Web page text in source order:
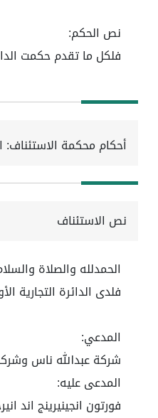
نص الحكم:
فلكل ما تقدم حكمت الدائرة بإلزام
أحكام محكمة الاستئناف:
نص الاستئناف
الحمدلله والصلاة
فلدى الدائرة التجارية الأولى
المدعي:
شركة عبدالله ناس
المدعى عليه:
فورتون انجينيرينج